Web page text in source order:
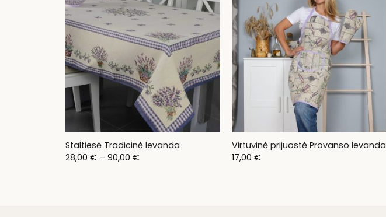
Staltiesė Tradicinė levanda
28,00 € – 90,00 €Price
Virtuvinė prijuostė Provanso levanda
17,00 €